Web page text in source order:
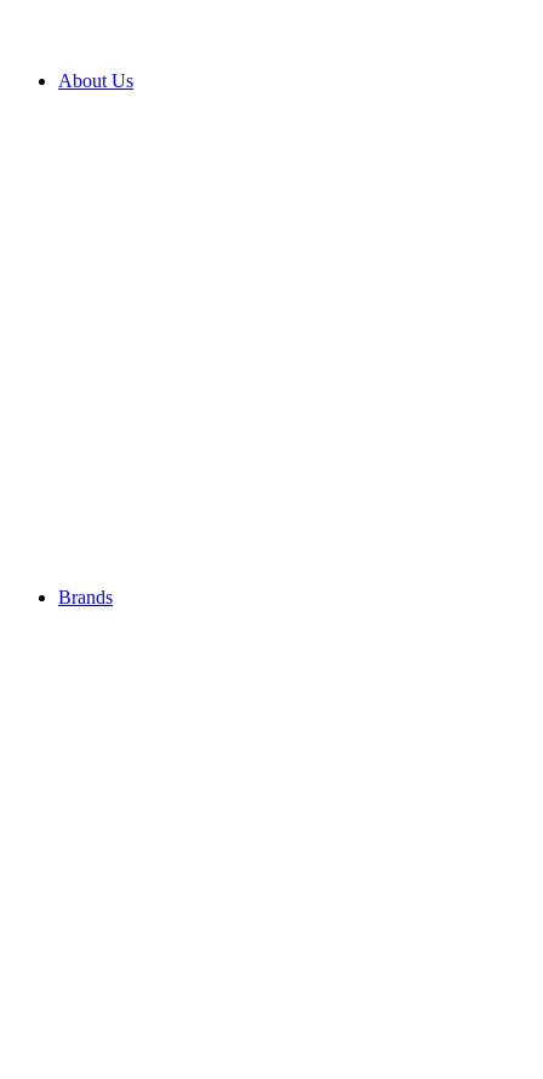
About Us
Brands